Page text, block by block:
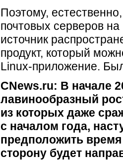
Поэтому,
почтовых серверов на
источник
продукт, который
Linux-приложение.
CNews.ru: В начале
лавинообразный
из которых даже
с началом года,
предположить
сторону будет